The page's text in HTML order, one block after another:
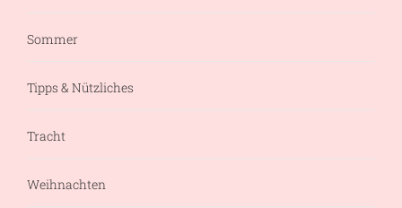
Sommer
Tipps & Nützliches
Tracht
Weihnachten